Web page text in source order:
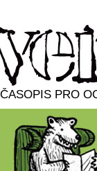
ČASOPIS PRO